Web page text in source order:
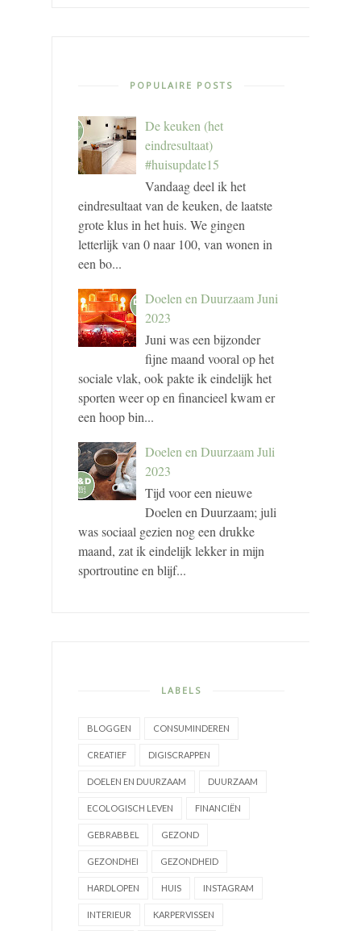
POPULAIRE POSTS
De keuken (het
eindresultaat)
#huisupdate15
Vandaag deel ik het
eindresultaat van de keuken, de laatste
grote klus in het huis. We gingen
letterlijk van 0 naar 100, van wonen in
een bo...
Doelen en Duurzaam Juni
2023
Juni was een bijzonder
fijne maand vooral op het
sociale vlak, ook pakte ik eindelijk het
sporten weer op en financieel kwam er
een hoop bin...
Doelen en Duurzaam Juli
2023
Tijd voor een nieuwe
Doelen en Duurzaam; juli
was sociaal gezien nog een drukke
maand, zat ik eindelijk lekker in mijn
sportroutine en blijf...
LABELS
BLOGGEN CONSUMINDEREN
CREATIEF DIGISCRAPPEN
DOELEN EN DUURZAAM DUURZAAM
ECOLOGISCH LEVEN FINANCIËN
GEBRABBEL GEZOND
GEZONDHEI GEZONDHEID
HARDLOPEN HUIS INSTAGRAM
INTERIEUR KARPERVISSEN